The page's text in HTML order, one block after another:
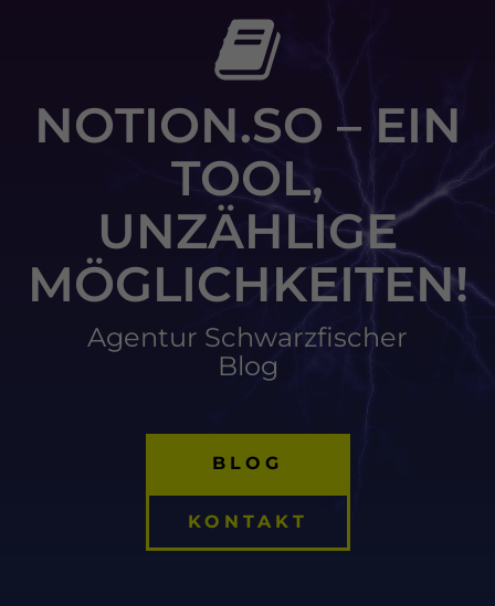
NOTION.SO – EIN
TOOL,
UNZÄHLIGE
MÖGLICHKEITEN!
Agentur Schwarzfischer
Blog
BLOG
KONTAKT